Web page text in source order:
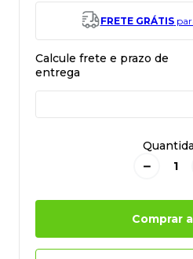
FRETE GRÁTIS
－
Comprar